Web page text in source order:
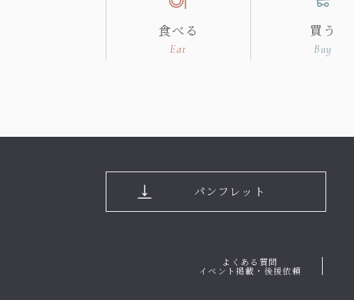
食べる
Eat
買う
Buy
パンフレット
よくある質問
イベント掲載・後援依頼